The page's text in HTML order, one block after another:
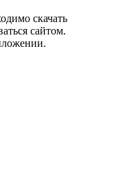
скачать
сайтом.